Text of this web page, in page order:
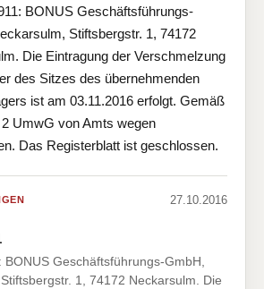
BONUS Geschäftsführungs-
Stiftsbergstr. 1, 74172
Die Eintragung der Verschmelzung
des Sitzes des übernehmenden
ist am 03.11.2016 erfolgt. Gemäß
2 UmwG von Amts wegen
Das Registerblatt ist geschlossen.
27.10.2016
BONUS Geschäftsführungs-GmbH,
1, 74172 Neckarsulm. Die